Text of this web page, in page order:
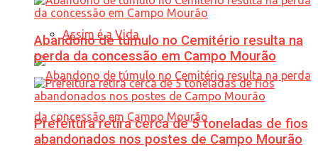
Assim é a Vida
Abandono de túmulo no Cemitério resulta na
perda da concessão em Campo Mourão
Prefeitura retira cerca de 5 toneladas de fios
abandonados nos postes de Campo Mourão